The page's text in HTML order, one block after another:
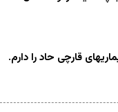
قارچی حاد را دارم.